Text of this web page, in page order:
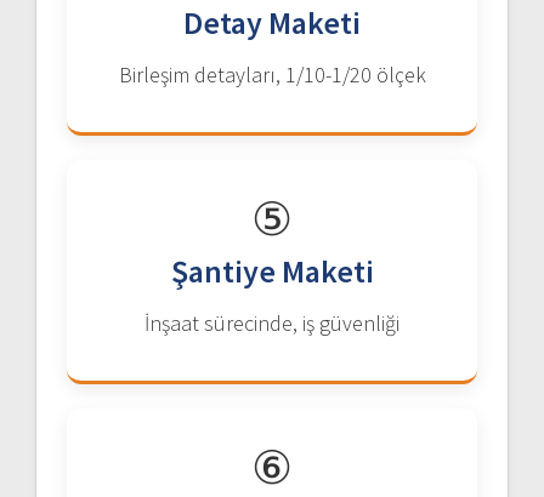
Detay Maketi
Birleşim detayları, 1/10-1/20 ölçek
⑤
Şantiye Maketi
İnşaat sürecinde, iş güvenliği
⑥